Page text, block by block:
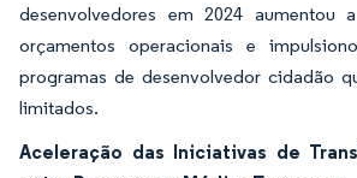
desenvolvedores em 2024 aumentou
orçamentos operacionais e
programas de desenvolvedor cidadão
limitados.
Aceleração das Iniciativas de